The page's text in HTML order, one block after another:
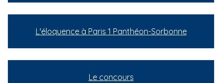
L'éloquence à Paris 1 Panthéon-Sorbonne
Le concours